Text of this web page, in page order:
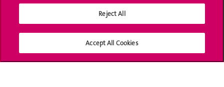
Médias sociaux UNIGE
Reject All
Accept All Cookies